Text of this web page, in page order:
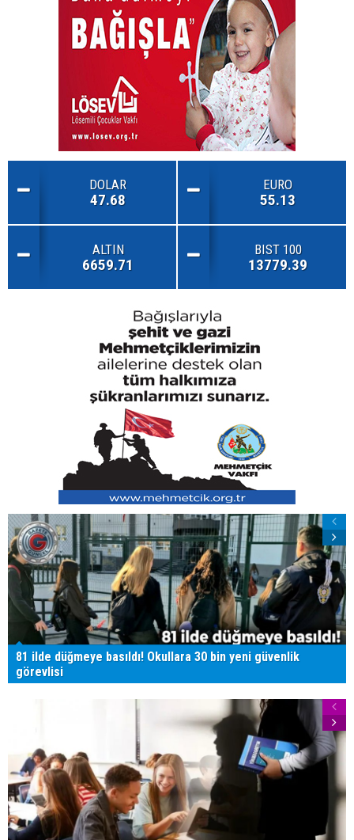
DOLAR
47.68
EURO
55.13
ALTIN
6659.71
BIST 100
13779.39
81 ilde düğmeye basıldı! Okullara 30 bin yeni güvenlik
görevlisi